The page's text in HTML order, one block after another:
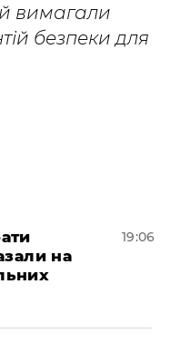
вимагали
безпеки для
на
19:06